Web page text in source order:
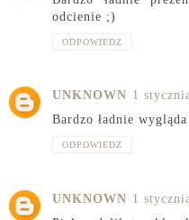
odcienie ;)
ODPOWIEDZ
UNKNOWN 1
Bardzo ładnie
ODPOWIEDZ
UNKNOWN 1